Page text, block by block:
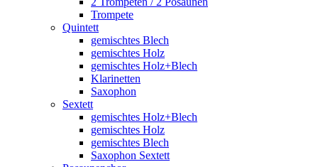
Trompete
Quintett
gemischtes Blech
gemischtes Holz
gemischtes Holz+Blech
Klarinetten
Saxophon
Sextett
gemischtes Holz+Blech
gemischtes Holz
gemischtes Blech
Saxophon Sextett